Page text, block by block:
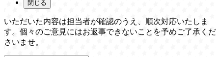
閉じる
いただいた内容は担当者が確認のうえ、順次対応いたしま
す。個々のご意見にはお返事できないことを予めご了承くだ
さいませ。